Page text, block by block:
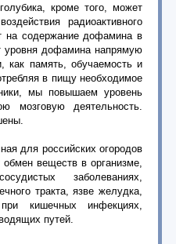
кроме того, может
радиоактивного
на содержание дофамина в
уровня дофамина напрямую
как память, обучаемость и
в пищу необходимое
мы повышаем уровень
мозговую деятельность.
для российских огородов
обмен веществ в организме,
заболеваниях,
тракта, язве желудка,
при кишечных инфекциях,
путей.